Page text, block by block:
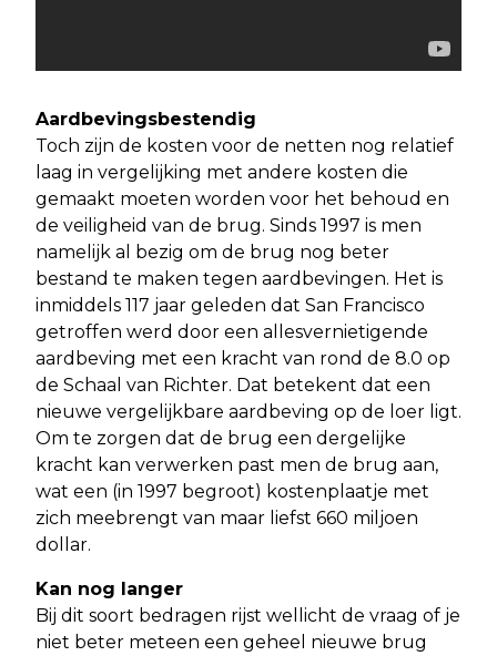
Aardbevingsbestendig
Toch zijn de kosten voor de netten nog relatief
laag in vergelijking met andere kosten die
gemaakt moeten worden voor het behoud en
de veiligheid van de brug. Sinds 1997 is men
namelijk al bezig om de brug nog beter
bestand te maken tegen aardbevingen. Het is
inmiddels 117 jaar geleden dat San Francisco
getroffen werd door een allesvernietigende
aardbeving met een kracht van rond de 8.0 op
de Schaal van Richter. Dat betekent dat een
nieuwe vergelijkbare aardbeving op de loer ligt.
Om te zorgen dat de brug een dergelijke
kracht kan verwerken past men de brug aan,
wat een (in 1997 begroot) kostenplaatje met
zich meebrengt van maar liefst 660 miljoen
dollar.
Kan nog langer
Bij dit soort bedragen rijst wellicht de vraag of je
niet beter meteen een geheel nieuwe brug